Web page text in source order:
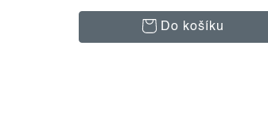
Do košíku